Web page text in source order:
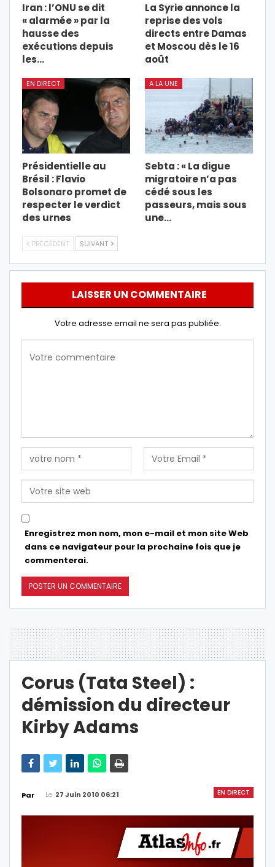
Iran : l’ONU se dit
« alarmée » par la
hausse des
exécutions depuis
les…
La Syrie annonce la
reprise des vols
directs entre Damas
et Moscou dès le 16
août
EN DIRECT
Présidentielle au
Brésil : Flavio
Bolsonaro promet de
respecter le verdict
des urnes
A LA UNE
Sebta : « La digue
migratoire n’a pas
cédé sous les
passeurs, mais sous
une…
PRÉCÉDENT SUIVANT
LAISSER UN COMMENTAIRE
Votre adresse email ne sera pas publiée.
Enregistrez mon nom, mon e-mail et mon site Web
dans ce navigateur pour la prochaine fois que je
commenterai.
Corus (Tata Steel) :
démission du directeur
Kirby Adams
EN DIRECT
Par Le 27 Juin 2010 06:21